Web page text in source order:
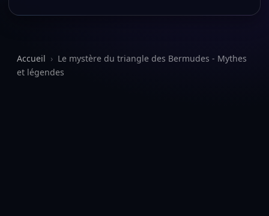
Accueil › Le mystère du triangle des Bermudes - Mythes
et légendes